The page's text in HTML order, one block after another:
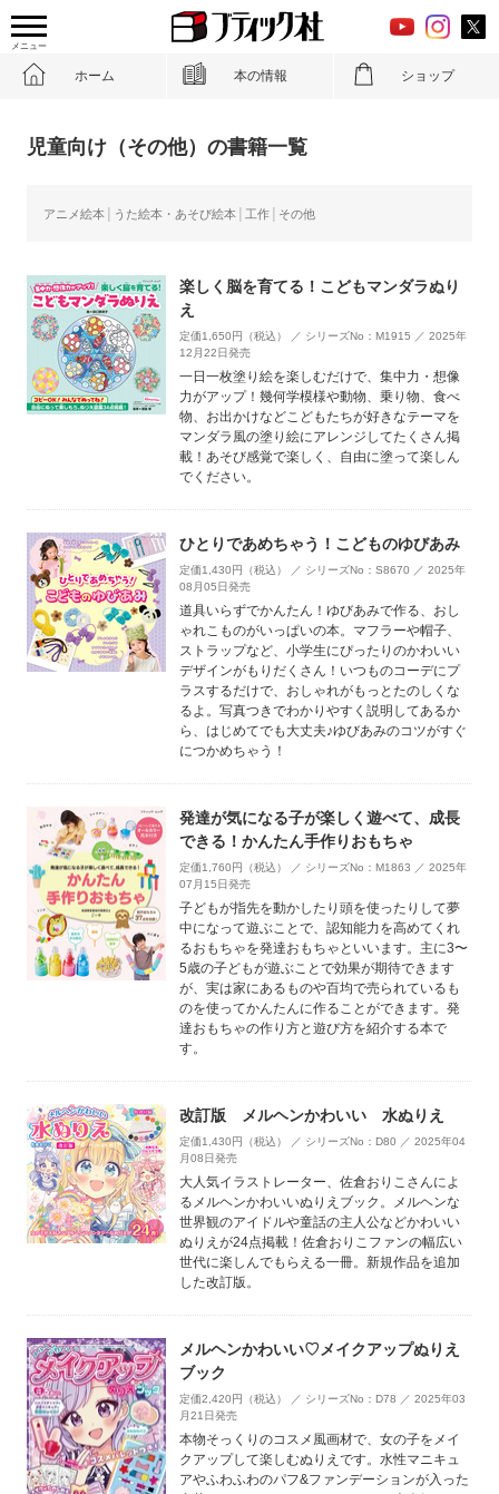
メニュー
ホーム 本の情報 ショップ
児童向け（その他）の書籍一覧
アニメ絵本 うた絵本・あそび絵本 工作 その他
楽しく脳を育てる！こどもマンダラぬり
え
定価1,650円（税込） ／ シリーズNo：M1915 ／ 2025年
12月22日発売
一日一枚塗り絵を楽しむだけで、集中力・想像
力がアップ！幾何学模様や動物、乗り物、食べ
物、お出かけなどこどもたちが好きなテーマを
マンダラ風の塗り絵にアレンジしてたくさん掲
載！あそび感覚で楽しく、自由に塗って楽しん
でください。
ひとりであめちゃう！こどものゆびあみ
定価1,430円（税込） ／ シリーズNo：S8670 ／ 2025年
08月05日発売
道具いらずでかんたん！ゆびあみで作る、おし
ゃれこものがいっぱいの本。マフラーや帽子、
ストラップなど、小学生にぴったりのかわいい
デザインがもりだくさん！いつものコーデにプ
ラスするだけで、おしゃれがもっとたのしくな
るよ。写真つきでわかりやすく説明してあるか
ら、はじめてでも大丈夫♪ゆびあみのコツがすぐ
につかめちゃう！
発達が気になる子が楽しく遊べて、成長
できる！かんたん手作りおもちゃ
定価1,760円（税込） ／ シリーズNo：M1863 ／ 2025年
07月15日発売
子どもが指先を動かしたり頭を使ったりして夢
中になって遊ぶことで、認知能力を高めてくれ
るおもちゃを発達おもちゃといいます。主に3〜
5歳の子どもが遊ぶことで効果が期待できます
が、実は家にあるものや百均で売られているも
のを使ってかんたんに作ることができます。発
達おもちゃの作り方と遊び方を紹介する本で
す。
改訂版 メルヘンかわいい 水ぬりえ
定価1,430円（税込） ／ シリーズNo：D80 ／ 2025年04
月08日発売
大人気イラストレーター、佐倉おりこさんによ
るメルヘンかわいいぬりえブック。メルヘンな
世界観のアイドルや童話の主人公などかわいい
ぬりえが24点掲載！佐倉おりこファンの幅広い
世代に楽しんでもらえる一冊。新規作品を追加
した改訂版。
メルヘンかわいい♡メイクアップぬりえ
ブック
定価2,420円（税込） ／ シリーズNo：D78 ／ 2025年03
月21日発売
本物そっくりのコスメ風画材で、女の子をメイ
クアップして楽しむぬりえです。水性マニキュ
アやふわふわのパフ&ファンデーションが入った